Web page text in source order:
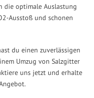
die optimale Auslastung
Ausstoß und schonen
du einen zuverlässigen
Umzug von Salzgitter
uns jetzt und erhalte